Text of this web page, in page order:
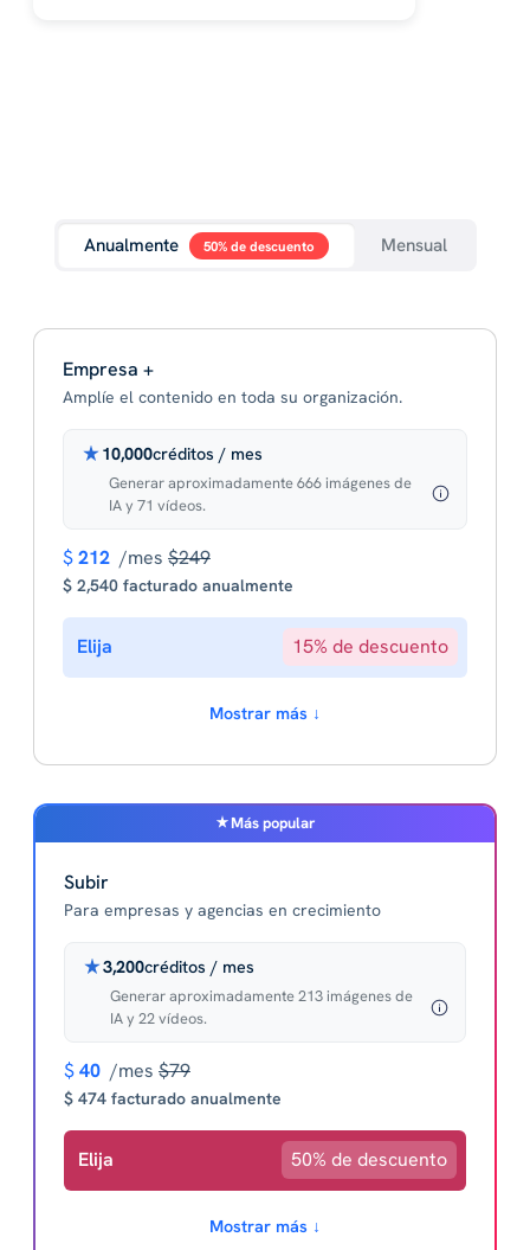
Anualmente 50% de descuento Mensual
Empresa +
Amplíe el contenido en toda su organización.
10,000créditos / mes
Generar aproximadamente 666 imágenes de
IA y 71 vídeos.
$212 /mes $249
$ 2,540 facturado anualmente
Elija 15% de descuento
Mostrar más ↓
Más popular
Subir
Para empresas y agencias en crecimiento
3,200créditos / mes
Generar aproximadamente 213 imágenes de
IA y 22 vídeos.
$40 /mes $79
$ 474 facturado anualmente
Elija 50% de descuento
Mostrar más ↓